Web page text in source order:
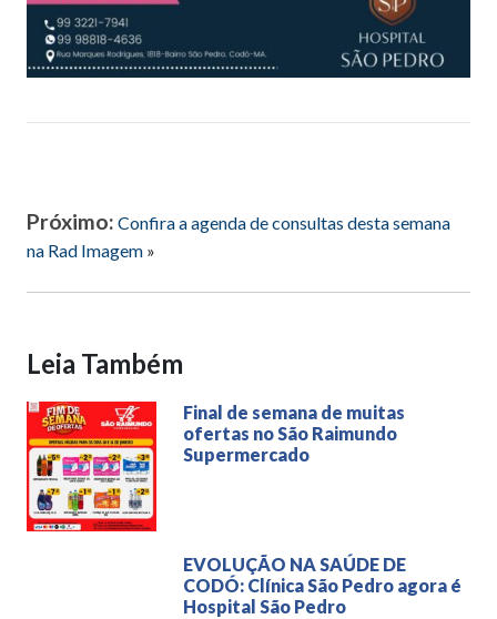
Próximo: Confira a agenda de consultas desta semana
na Rad Imagem »
Leia Também
Final de semana de muitas
ofertas no São Raimundo
Supermercado
EVOLUÇÃO NA SAÚDE DE
CODÓ: Clínica São Pedro agora é
Hospital São Pedro